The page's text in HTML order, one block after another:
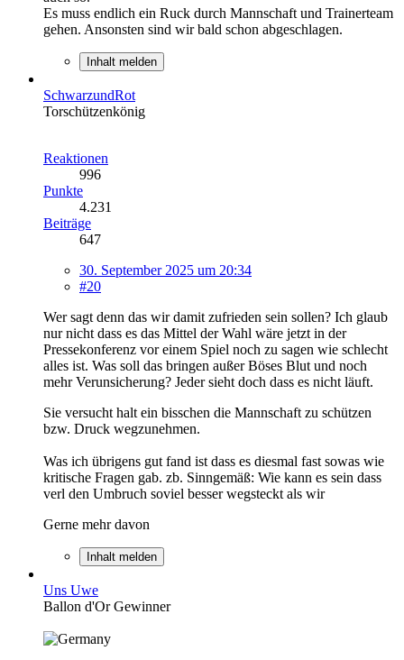
Es muss endlich ein Ruck durch Mannschaft und Trainerteam
gehen. Ansonsten sind wir bald schon abgeschlagen.
Inhalt melden
SchwarzundRot
Torschützenkönig
Reaktionen
996
Punkte
4.231
Beiträge
647
30. September 2025 um 20:34
#20
Wer sagt denn das wir damit zufrieden sein sollen? Ich glaub
nur nicht dass es das Mittel der Wahl wäre jetzt in der
Pressekonferenz vor einem Spiel noch zu sagen wie schlecht
alles ist. Was soll das bringen außer Böses Blut und noch
mehr Verunsicherung? Jeder sieht doch dass es nicht läuft.
Sie versucht halt ein bisschen die Mannschaft zu schützen
bzw. Druck wegzunehmen.
Was ich übrigens gut fand ist dass es diesmal fast sowas wie
kritische Fragen gab. zb. Sinngemäß: Wie kann es sein dass
verl den Umbruch soviel besser wegsteckt als wir
Gerne mehr davon
Inhalt melden
Uns Uwe
Ballon d'Or Gewinner